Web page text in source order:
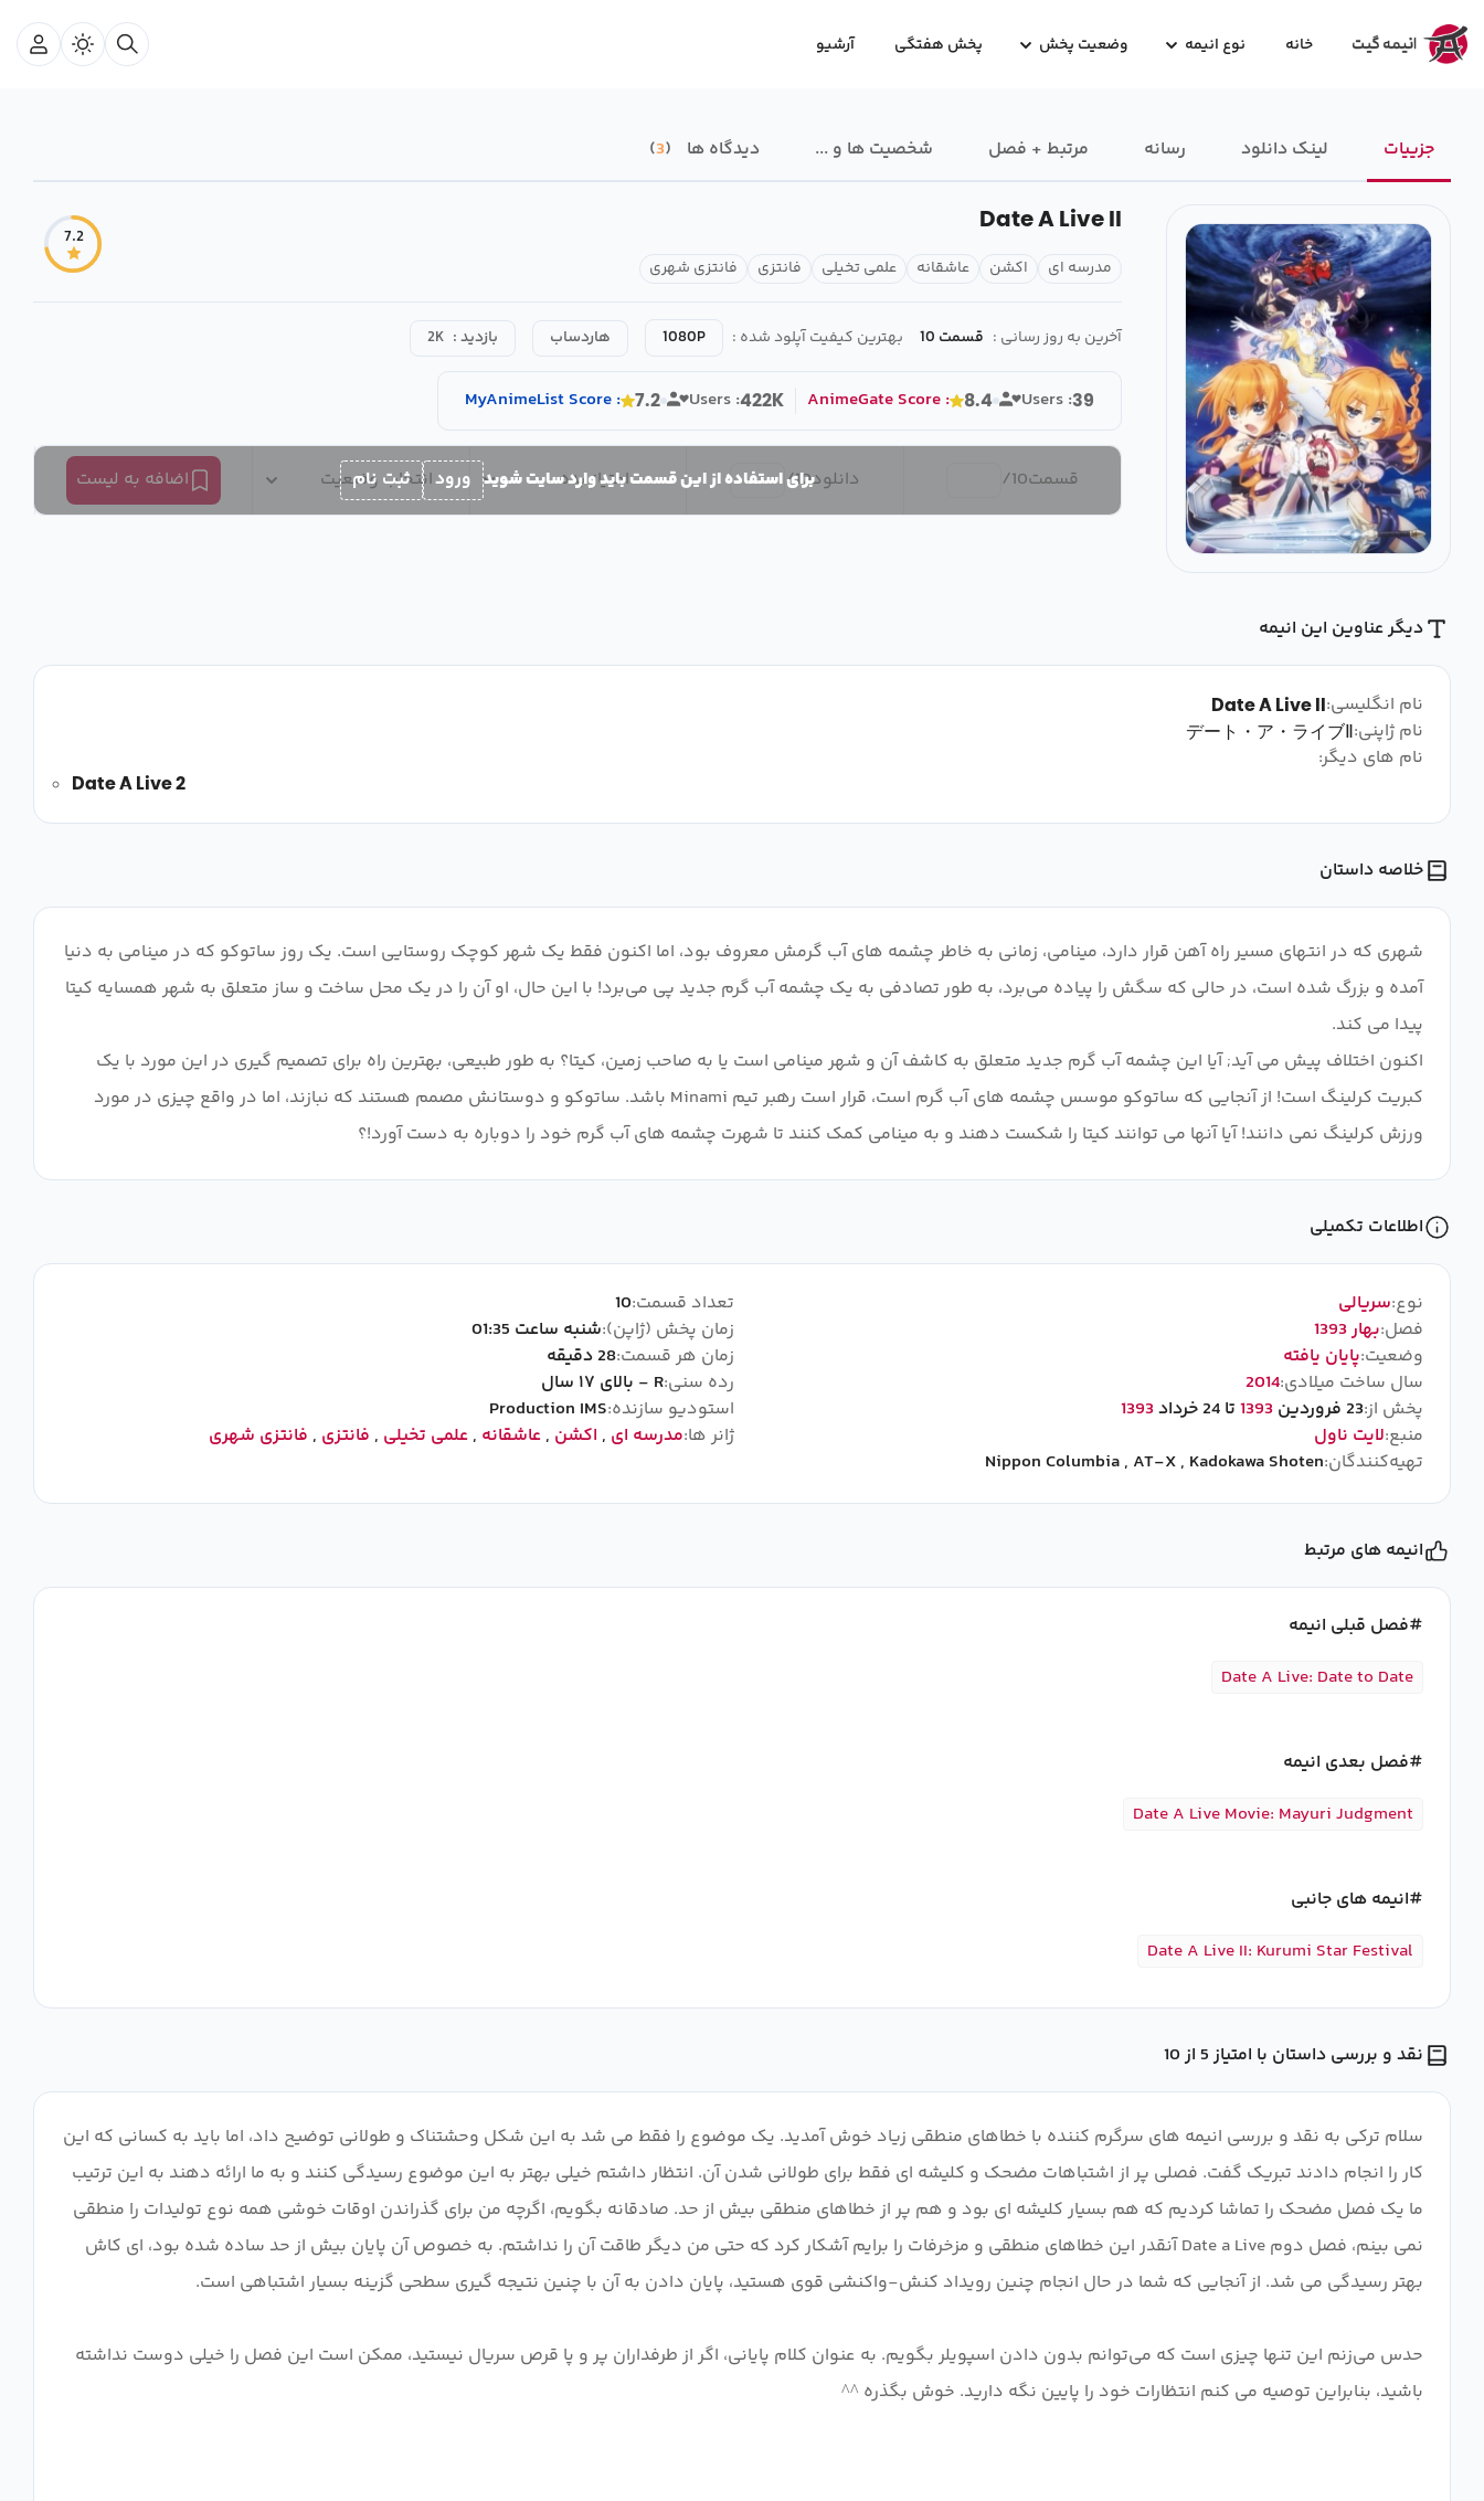
خانه نوع انیمه وضعیت پخش پخش هفتگی آرشیو
جزییات لینک دانلود رسانه‌ مرتبط + فصل شخصیت ها و ... دیدگاه ها 3
Date A Live II
مدرسه ای اکشن عاشقانه علمی تخیلی فانتزی فانتزی شهری
7.2
آخرین به روز رسانی : قسمت 10 بهترین کیفیت آپلود شده : 1080P هاردساب بازدید : 2K
MyAnimeListScore : 7.2 Users :422K AnimeGateScore : 8.4 Users :39
قسمت10
/ دانلود10
/ امتیاز بده انتخاب وضعیت اضافه به لیست برای استفاده از این قسمت باید وارد سایت شوید ورود ثبت نام
دیگر عناوین این انیمه
نام انگلیسی:Date A Live II
نام ژاپنی:デート・ア・ライブⅡ
نام های دیگر:
Date A Live 2
خلاصه داستان
شهری که در انتهای مسیر راه آهن قرار دارد، مینامی، زمانی به خاطر چشمه های آب گرمش معروف بود، اما اکنون فقط یک شهر کوچک روستایی است. یک روز ساتوکو که در مینامی به دنیا
آمده و بزرگ شده است، در حالی که سگش را پیاده می‌برد، به طور تصادفی به یک چشمه آب گرم جدید پی می‌برد! با این حال، او آن را در یک محل ساخت و ساز متعلق به شهر همسایه کیتا
اکنون اختلاف پیش می آید; آیا این چشمه آب گرم جدید متعلق به کاشف آن و شهر مینامی است یا به صاحب زمین، کیتا؟ به طور طبیعی، بهترین راه برای تصمیم گیری در این مورد با یک
کبریت کرلینگ است! از آنجایی که ساتوکو موسس چشمه های آب گرم است، قرار است رهبر تیم Minami باشد. ساتوکو و دوستانش مصمم هستند که نبازند، اما در واقع چیزی در مورد
ورزش کرلینگ نمی دانند! آیا آنها می توانند کیتا را شکست دهند و به مینامی کمک کنند تا شهرت چشمه های آب گرم خود را دوباره به دست آورد!؟
اطلاعات تکمیلی
نوع:سریالی
فصل:بهار 1393
وضعیت:پایان یافته
سال ساخت میلادی:2014
پخش از:23 فروردین 1393 تا 24 خرداد
1393
منبع:لایت ناول
تهیه‌کنندگان:
Nippon Columbia , AT-X , Kadokawa Shoten
تعداد قسمت:10
زمان پخش (ژاپن):شنبه ساعت 01:35
زمان هر قسمت:28 دقیقه
رده سنی:R - بالای ۱۷ سال
استودیو سازنده:Production IMS
ژانر ها:مدرسه ای , اکشن ,عاشقانه ,علمی تخیلی , فانتزی , فانتزی شهری
انیمه های مرتبط
فصل قبلی انیمه
Date A Live: Date to Date
فصل بعدی انیمه
Date A Live Movie: Mayuri Judgment
انیمه های جانبی
Date A Live II: Kurumi Star Festival
نقد و بررسی داستان با امتیاز 5 از 10
سلام ترکی به نقد و بررسی انیمه های سرگرم کننده با خطاهای منطقی زیاد خوش آمدید. یک موضوع را فقط می شد به این شکل وحشتناک و طولانی توضیح داد، اما باید به کسانی که این
کار را انجام دادند تبریک گفت. فصلی پر از اشتباهات مضحک و کلیشه ای فقط برای طولانی شدن آن. انتظار داشتم خیلی بهتر به این موضوع رسیدگی کنند و به ما ارائه دهند به این ترتیب
ما یک فصل مضحک را تماشا کردیم که هم بسیار کلیشه ای بود و هم پر از خطاهای منطقی بیش از حد. صادقانه بگویم، اگرچه من برای گذراندن اوقات خوشی همه نوع تولیدات را منطقی
نمی بینم، فصل دوم Date a Live آنقدر این خطاهای منطقی و مزخرفات را برایم آشکار کرد که حتی من دیگر طاقت آن را نداشتم. به خصوص آن پایان بیش از حد ساده شده بود، ای کاش
حدس می‌زنم این تنها چیزی است که می‌توانم بدون دادن اسپویلر بگویم. به عنوان کلام پایانی، اگر از طرفداران پر و پا قرص سریال نیستید، ممکن است این فصل را خیلی دوست نداشته